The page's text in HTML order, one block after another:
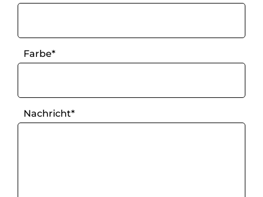
Farbe*
Nachricht*